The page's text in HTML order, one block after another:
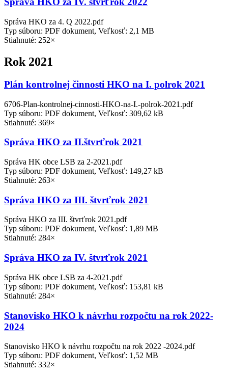
Správa HKO za 4. Q 2022.pdf
Typ súboru: PDF dokument, Veľkosť: 2,1 MB
Stiahnuté: 252×
Rok 2021
Plán kontrolnej činnosti HKO na I. polrok 2021
6706-Plan-kontrolnej-cinnosti-HKO-na-I.-polrok-2021.pdf
Typ súboru: PDF dokument, Veľkosť: 309,62 kB
Stiahnuté: 369×
Správa HKO za II.štvrťrok 2021
Správa HK obce LSB za 2-2021.pdf
Typ súboru: PDF dokument, Veľkosť: 149,27 kB
Stiahnuté: 263×
Správa HKO za III. štvrťrok 2021
Správa HKO za III. štvrťrok 2021.pdf
Typ súboru: PDF dokument, Veľkosť: 1,89 MB
Stiahnuté: 284×
Správa HKO za IV. štvrťrok 2021
Správa HK obce LSB za 4-2021.pdf
Typ súboru: PDF dokument, Veľkosť: 153,81 kB
Stiahnuté: 284×
Stanovisko HKO k návrhu rozpočtu na rok 2022-
2024
Stanovisko HKO k návrhu rozpočtu na rok 2022 -2024.pdf
Typ súboru: PDF dokument, Veľkosť: 1,52 MB
Stiahnuté: 332×